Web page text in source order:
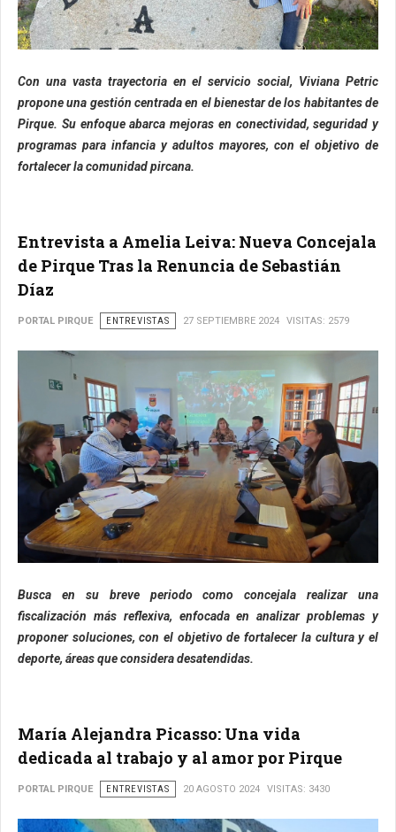
Con una vasta trayectoria en el servicio social, Viviana Petric
propone una gestión centrada en el bienestar de los habitantes de
Pirque. Su enfoque abarca mejoras en conectividad, seguridad y
programas para infancia y adultos mayores, con el objetivo de
fortalecer la comunidad pircana.
Entrevista a Amelia Leiva: Nueva Concejala
de Pirque Tras la Renuncia de Sebastián
Díaz
PORTAL PIRQUE ENTREVISTAS 27 SEPTIEMBRE 2024 VISITAS: 2579
Busca en su breve periodo como concejala realizar una
fiscalización más reflexiva, enfocada en analizar problemas y
proponer soluciones, con el objetivo de fortalecer la cultura y el
deporte, áreas que considera desatendidas.
María Alejandra Picasso: Una vida
dedicada al trabajo y al amor por Pirque
PORTAL PIRQUE ENTREVISTAS 20 AGOSTO 2024 VISITAS: 3430